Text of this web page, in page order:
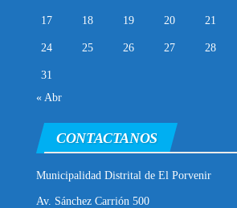
17 18 19 20 21
24 25 26 27 28
31
« Abr
CONTACTANOS
Municipalidad Distrital de El Porvenir
Av. Sánchez Carrión 500